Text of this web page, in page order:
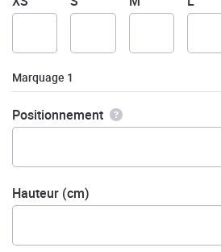
Marquage 1
Positionnement
Hauteur (cm)